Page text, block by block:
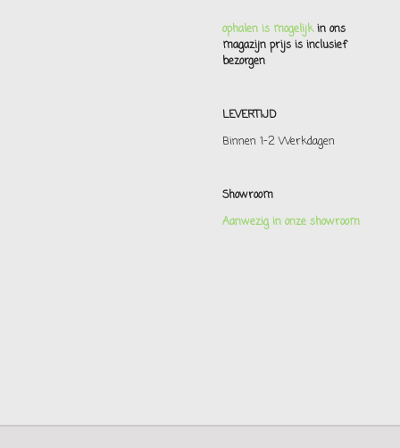
ophalen is mogelijkin ons
magazijn prijs is inclusief
bezorgen
LEVERTIJD
Binnen 1-2 Werkdagen
Showroom
Aanwezig in onze showroom